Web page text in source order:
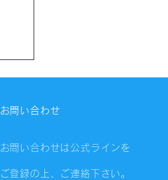
お問い合わせ
お問い合わせは公式ラインを
ご登録の上、ご連絡下さい。